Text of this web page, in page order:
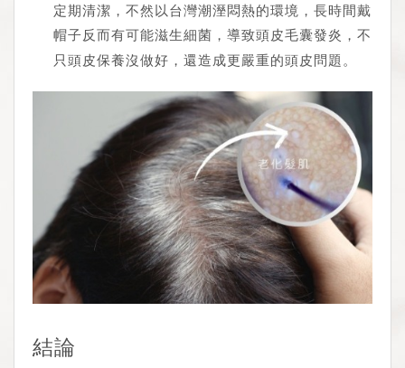
定期清潔，不然以台灣潮溼悶熱的環境，長時間戴
帽子反而有可能滋生細菌，導致頭皮毛囊發炎，不
只頭皮保養沒做好，還造成更嚴重的頭皮問題。
結論